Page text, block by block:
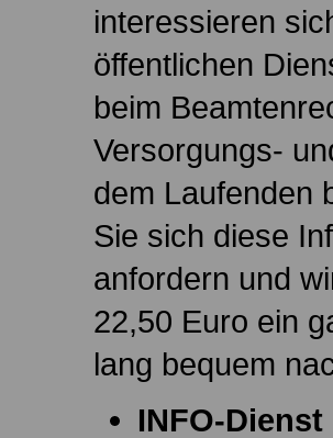
interessieren
öffentlichen
beim
Versorgungs-
dem Laufenden
Sie sich diese
anfordern und
22,50 Euro ein
lang bequem
INFO-